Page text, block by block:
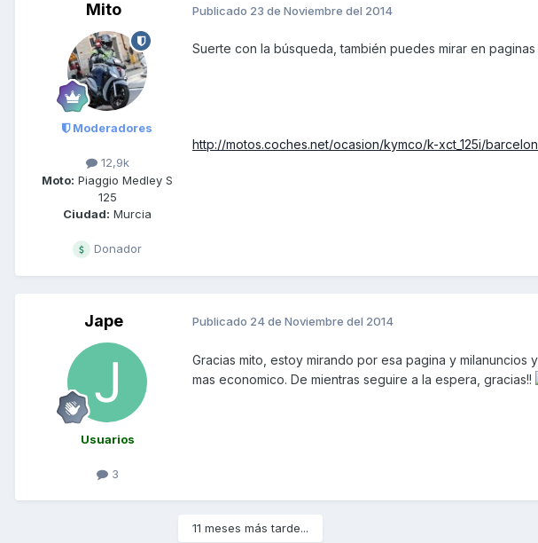
Mito
Moderadores
12,9k
Moto: Piaggio Medley S
125
Ciudad: Murcia
Donador
Publicado 23 de Noviembre del 2014
Suerte con la búsqueda, también puedes mirar en
http://motos.coches.net/ocasion/kymco/k-xct_125i/
Jape
Usuarios
3
Publicado 24 de Noviembre del 2014
Gracias mito, estoy mirando por esa pagina y
mas economico. De mientras seguire a la espera, gracias!!
11 meses más tarde...